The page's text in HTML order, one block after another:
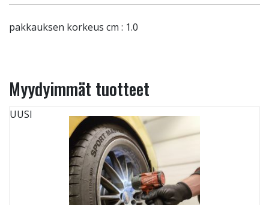
pakkauksen korkeus cm : 1.0
Myydyimmät tuotteet
UUSI